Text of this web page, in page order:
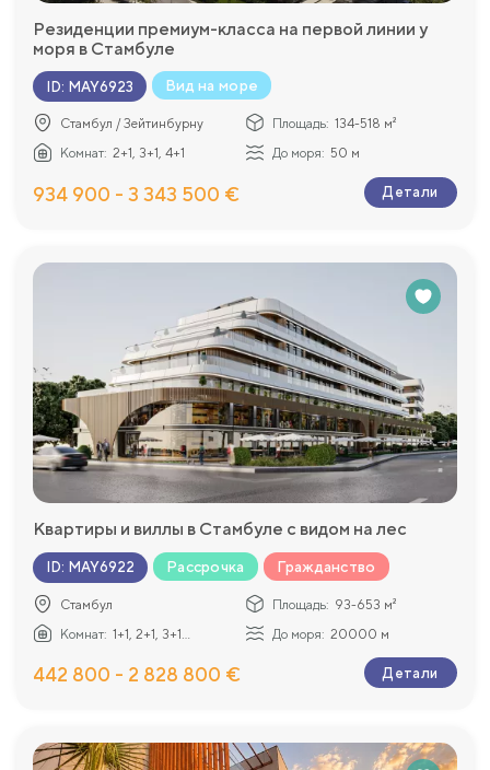
Резиденции премиум-класса на первой линии у
моря в Стамбуле
ID: MAY6923 Вид на море
Стамбул / Зейтинбурну Площадь: 134-518 м²
Комнат: 2+1, 3+1, 4+1 До моря: 50 м
934 900 - 3 343 500 € Детали
Квартиры и виллы в Стамбуле с видом на лес
ID: MAY6922 Рассрочка Гражданство
Стамбул Площадь: 93-653 м²
Комнат: 1+1, 2+1, 3+1... До моря: 20000 м
442 800 - 2 828 800 € Детали